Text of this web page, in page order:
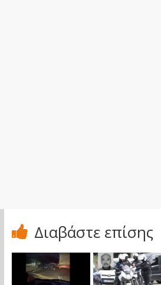
Διαβάστε επίσης